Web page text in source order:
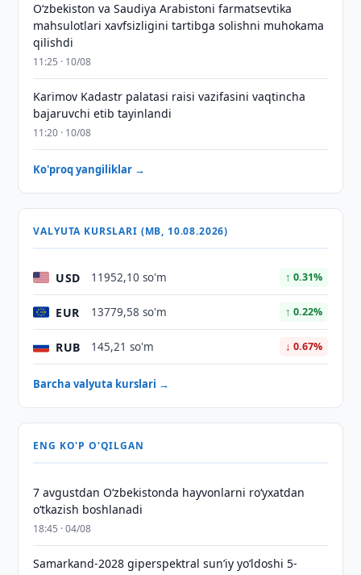
Oʻzbekiston va Saudiya Arabistoni farmatsevtika
mahsulotlari xavfsizligini tartibga solishni muhokama
qilishdi
11:25 · 10/08
Karimov Kadastr palatasi raisi vazifasini vaqtincha
bajaruvchi etib tayinlandi
11:20 · 10/08
Ko'proq yangiliklar →
VALYUTA KURSLARI (MB, 10.08.2026)
USD 11952,10 so'm ↑ 0.31%
EUR 13779,58 so'm ↑ 0.22%
RUB 145,21 so'm ↓ 0.67%
Barcha valyuta kurslari →
ENG KO'P O'QILGAN
7 avgustdan O‘zbekistonda hayvonlarni ro‘yxatdan
o‘tkazish boshlanadi
18:45 · 04/08
Samarkand-2028 giperspektral sun’iy yo‘ldoshi 5-